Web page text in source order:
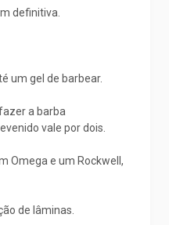
definitiva.
um gel de barbear.
a barba
vale por dois.
Omega e um Rockwell,
de lâminas.